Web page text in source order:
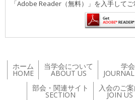
「Adobe Reader（無料）」を入手してご
ホーム
HOME
当学会について
ABOUT US
学
部会・関連サイト
SECTION
入会のご
JOIN US